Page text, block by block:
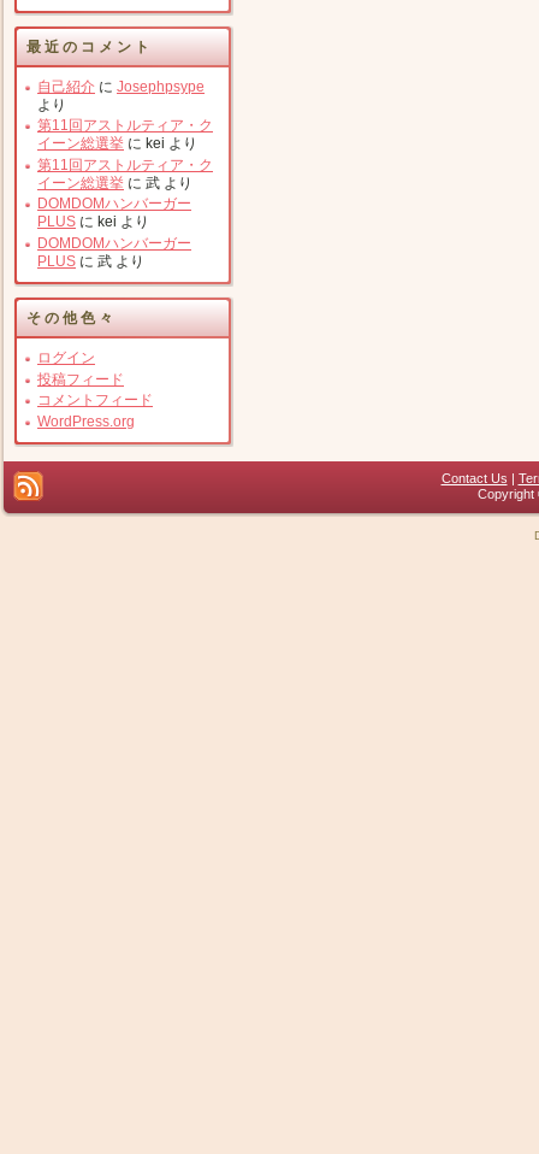
最近のコメント
自己紹介 に Josephpsype
より
第11回アストルティア・ク
イーン総選挙 に kei より
第11回アストルティア・ク
イーン総選挙 に 武 より
DOMDOMハンバーガー
PLUS に kei より
DOMDOMハンバーガー
PLUS に 武 より
その他色々
ログイン
投稿フィード
コメントフィード
WordPress.org
Contact Us |
Copyright